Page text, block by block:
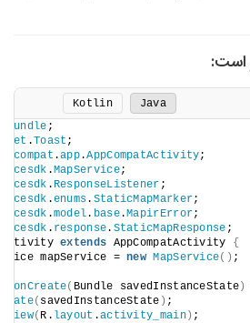
است:
Java
Kotlin
Bundle ;
.Toast ;
.app.AppCompatActivity;
.MapService;
. ResponseListener ;
.enums. StaticMapMarker;
.model. base.MapirError;
. response. StaticMapResponse ;
extends AppCompatActivity {
mapService =
new MapService() ;
onCreate( Bundle savedInstanceState )
( savedInstanceState ) ;
( R. layout .activity_main) ;